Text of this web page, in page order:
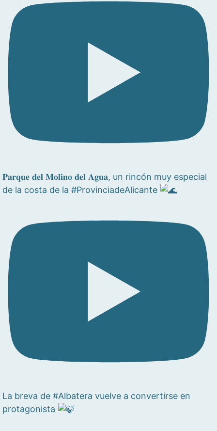
𝐏𝐚𝐫𝐪𝐮𝐞 𝐝𝐞𝐥 𝐌𝐨𝐥𝐢𝐧𝐨 𝐝𝐞𝐥 𝐀𝐠𝐮𝐚, un rincón muy especial
de la costa de la #ProvinciadeAlicante
La breva de #Albatera vuelve a convertirse en
protagonista